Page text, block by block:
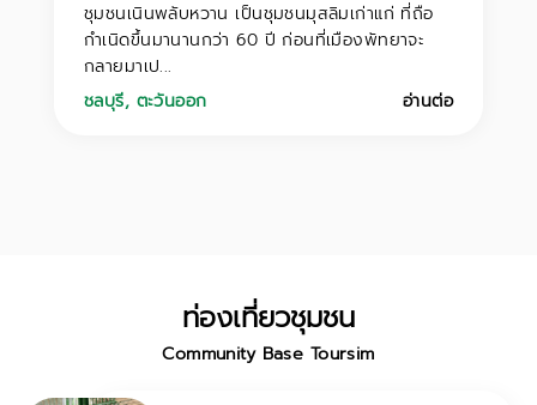
ชุมชนเนินพลับหวาน เป็นชุมชนมุสลิมเก่าแก่ ที่ถือ
กำเนิดขึ้นมานานกว่า 60 ปี ก่อนที่เมืองพัทยาจะ
กลายมาเป...
ชลบุรี, ตะวันออก อ่านต่อ
ท่องเที่ยวชุมชน
Community Base Toursim